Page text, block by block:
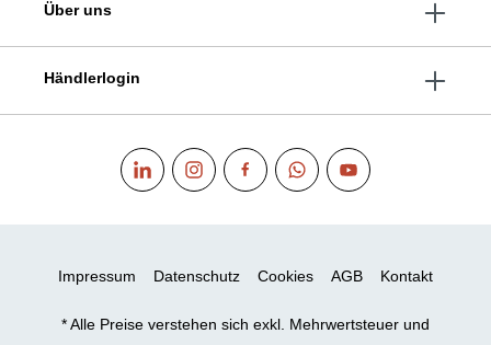
Über uns
Händlerlogin
Impressum Datenschutz Cookies AGB Kontakt
* Alle Preise verstehen sich exkl. Mehrwertsteuer und